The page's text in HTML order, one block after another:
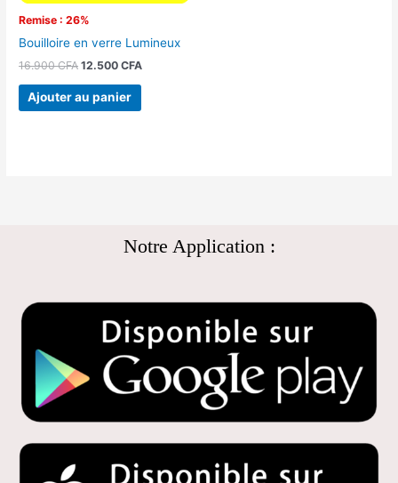
Remise : 26%
Bouilloire en verre Lumineux
16.900CFA 12.500CFA
Ajouter au panier
Notre Application :